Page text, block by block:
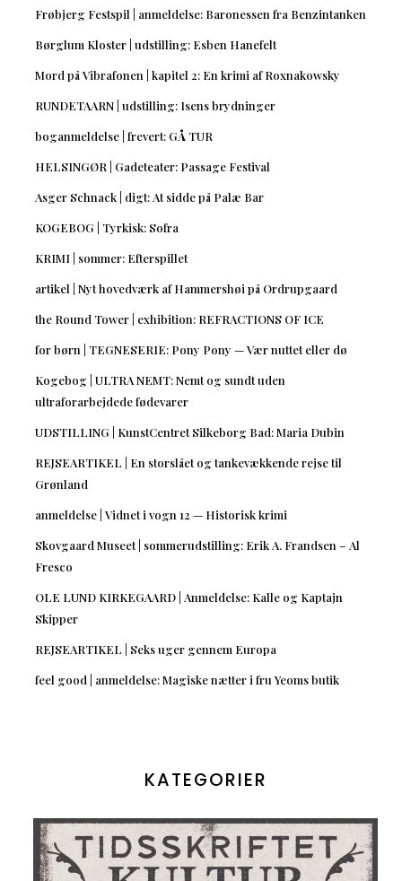
Frøbjerg Festspil | anmeldelse: Baronessen fra Benzintanken
Børglum Kloster | udstilling: Esben Hanefelt
Mord på Vibrafonen | kapitel 2: En krimi af Roxnakowsky
RUNDETAARN | udstilling: Isens brydninger
boganmeldelse | frevert: GÅ TUR
HELSINGØR | Gadeteater: Passage Festival
Asger Schnack | digt: At sidde på Palæ Bar
KOGEBOG | Tyrkisk: Sofra
KRIMI | sommer: Efterspillet
artikel | Nyt hovedværk af Hammershøi på Ordrupgaard
the Round Tower | exhibition: REFRACTIONS OF ICE
for børn | TEGNESERIE: Pony Pony — Vær nuttet eller dø
Kogebog | ULTRA NEMT: Nemt og sundt uden
ultraforarbejdede fødevarer
UDSTILLING | KunstCentret Silkeborg Bad: Maria Dubin
REJSEARTIKEL | En storslået og tankevækkende rejse til
Grønland
anmeldelse | Vidnet i vogn 12 — Historisk krimi
Skovgaard Museet | sommerudstilling: Erik A. Frandsen – Al
Fresco
OLE LUND KIRKEGAARD | Anmeldelse: Kalle og Kaptajn
Skipper
REJSEARTIKEL | Seks uger gennem Europa
feel good | anmeldelse: Magiske nætter i fru Yeoms butik
KATEGORIER